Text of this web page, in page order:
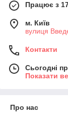
Працює з
м. Київ
вулиця
Контакти
Сьогодні
Показати
Про нас